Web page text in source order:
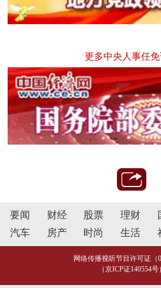
更多中央人事任
要闻 财经 股票 理财
汽车
房产 时尚 生活
网络传播视听节目许可证（
（京ICP证140554号）